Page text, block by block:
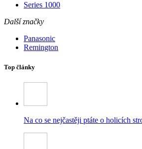
Series 1000
Další značky
Panasonic
Remington
Top články
Na co se nejčastěji ptáte o holicích